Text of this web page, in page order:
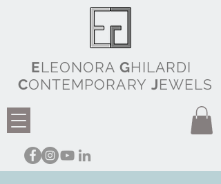
ELEONORA GHILARDI
CONTEMPORARY JEWELS